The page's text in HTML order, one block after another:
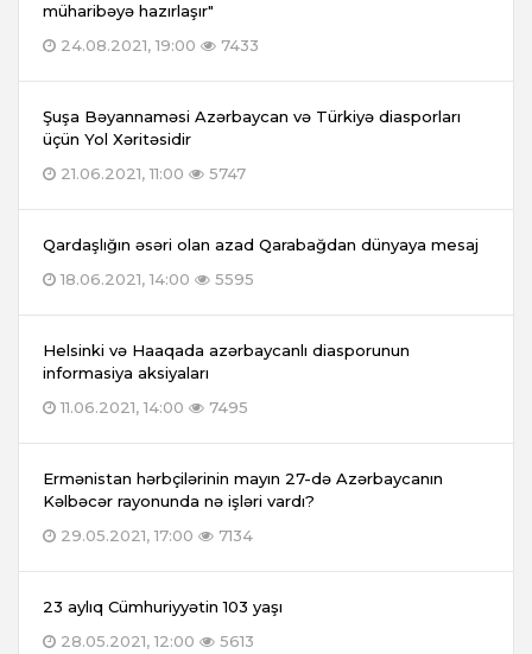
müharibəyə hazırlaşır"
24.08.2021, 19:00
7433
Şuşa Bəyannaməsi Azərbaycan və Türkiyə diasporları
üçün Yol Xəritəsidir
21.06.2021, 11:00
5747
Qardaşlığın əsəri olan azad Qarabağdan dünyaya mesaj
18.06.2021, 14:00
5595
Helsinki və Haaqada azərbaycanlı diasporunun
informasiya aksiyaları
11.06.2021, 14:00
7495
Ermənistan hərbçilərinin mayın 27-də Azərbaycanın
Kəlbəcər rayonunda nə işləri vardı?
29.05.2021, 17:00
7134
23 aylıq Cümhuriyyətin 103 yaşı
28.05.2021, 12:00
5613